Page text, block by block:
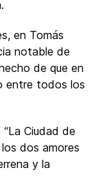
en Tomás
notable de
de que en
entre todos los
Ciudad de
dos amores
y la